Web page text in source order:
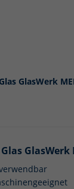
GlasWerk
GlasWerk